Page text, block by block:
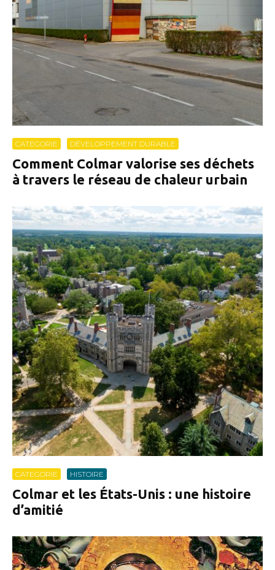
CATEGORIE DÉVELOPPEMENT DURABLE
Comment Colmar valorise ses déchets
à travers le réseau de chaleur urbain
CATEGORIE HISTOIRE
Colmar et les États-Unis : une histoire
d’amitié